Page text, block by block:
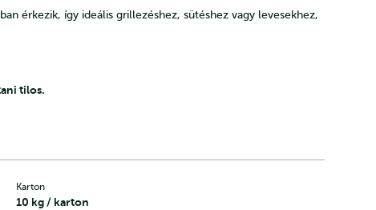
érkezik, így ideális grillezéshez, sütéshez vagy levesekhez,
tilos.
Karton
10 kg / karton